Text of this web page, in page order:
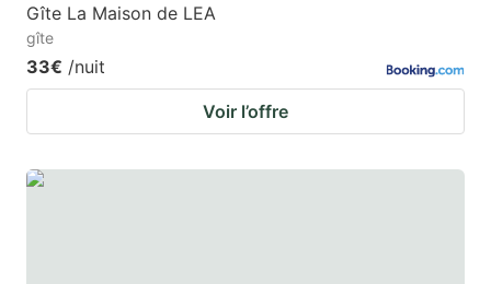
Gîte La Maison de LEA
gîte
33€ /nuit
Voir l’offre